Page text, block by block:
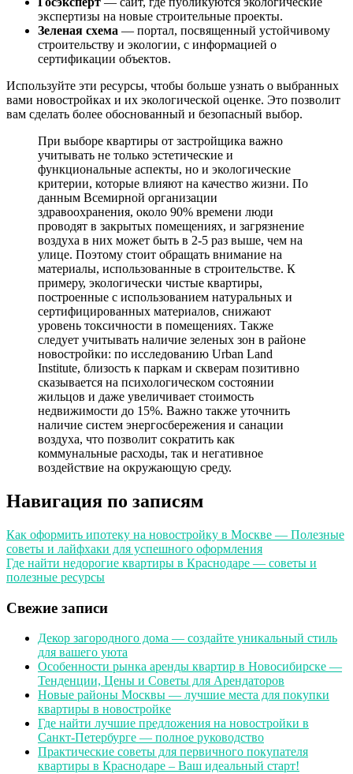
экспертизы на новые строительные проекты.
Зеленая схема — портал, посвященный устойчивому
строительству и экологии, с информацией о
сертификации объектов.
Используйте эти ресурсы, чтобы больше узнать о выбранных
вами новостройках и их экологической оценке. Это позволит
вам сделать более обоснованный и безопасный выбор.
При выборе квартиры от застройщика важно
учитывать не только эстетические и
функциональные аспекты, но и экологические
критерии, которые влияют на качество жизни. По
данным Всемирной организации
здравоохранения, около 90% времени люди
проводят в закрытых помещениях, и загрязнение
воздуха в них может быть в 2-5 раз выше, чем на
улице. Поэтому стоит обращать внимание на
материалы, использованные в строительстве. К
примеру, экологически чистые квартиры,
построенные с использованием натуральных и
сертифицированных материалов, снижают
уровень токсичности в помещениях. Также
следует учитывать наличие зеленых зон в районе
новостройки: по исследованию Urban Land
Institute, близость к паркам и скверам позитивно
сказывается на психологическом состоянии
жильцов и даже увеличивает стоимость
недвижимости до 15%. Важно также уточнить
наличие систем энергосбережения и санации
воздуха, что позволит сократить как
коммунальные расходы, так и негативное
воздействие на окружающую среду.
Навигация по записям
Как оформить ипотеку на новостройку в Москве — Полезные
советы и лайфхаки для успешного оформления
Где найти недорогие квартиры в Краснодаре — советы и
полезные ресурсы
Свежие записи
Декор загородного дома — создайте уникальный стиль
для вашего уюта
Особенности рынка аренды квартир в Новосибирске —
Тенденции, Цены и Советы для Арендаторов
Новые районы Москвы — лучшие места для покупки
квартиры в новостройке
Где найти лучшие предложения на новостройки в
Санкт-Петербурге — полное руководство
Практические советы для первичного покупателя
квартиры в Краснодаре – Ваш идеальный старт!